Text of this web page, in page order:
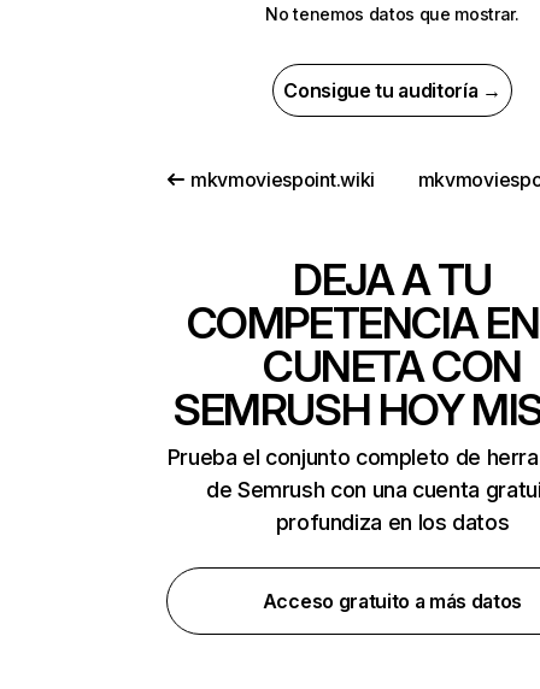
No tenemos datos que mostrar.
Consigue tu auditoría →
mkvmoviespoint.wiki
DEJA A TU
COMPETENCIA
CUNETA CON
SEMRUSH HOY
Prueba el conjunto completo de
de Semrush con una cuenta
profundiza en los datos
Acceso gratuito a más datos